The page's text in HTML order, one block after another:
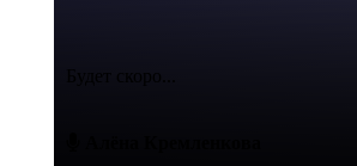
Будет скоро...